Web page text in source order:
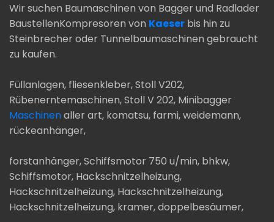
Wir suchen Baumaschinen von Bagger und Radlader
BaustellenKompresoren von Kaeser bis hin zu
Steinbrecher oder Tunnelbaumaschinen gebraucht
zu kaufen.
Füllanlagen, fliesenkleber, Stoll V202,
Rübenerntemaschinen, Stoll V 202, Minibagger
Maschinenaller art, komatsu, farmi, weidemann,
rückeanhänger,
forstanhänger, Schiffsmotor 750 u/min, bhkw,
Schiffsmotor, Hackschnitzelheizung,
Hackschnitzelheizung, Hackschnitzelheizung,
Hackschnitzelheizung, kramer, doppelbesäumer,